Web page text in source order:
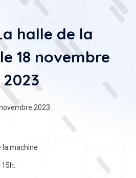
halle de la
18 novembre
2023
2023
la machine